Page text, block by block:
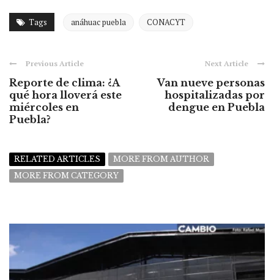
Tags anáhuac puebla CONACYT
Previous Article
Reporte de clima: ¿A
qué hora lloverá este
miércoles en
Puebla?
Next Article
Van nueve personas
hospitalizadas por
dengue en Puebla
RELATED ARTICLES
MORE FROM AUTHOR
MORE FROM CATEGORY